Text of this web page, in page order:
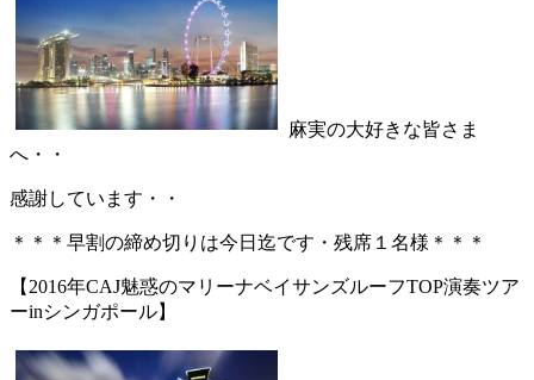
麻実の大好きな皆さま
へ・・
感謝しています・・
＊＊＊早割の締め切りは今日迄です・残席１名様＊＊＊
【2016年CAJ魅惑のマリーナベイサンズルーフTOP演奏ツア
ーinシンガポール】